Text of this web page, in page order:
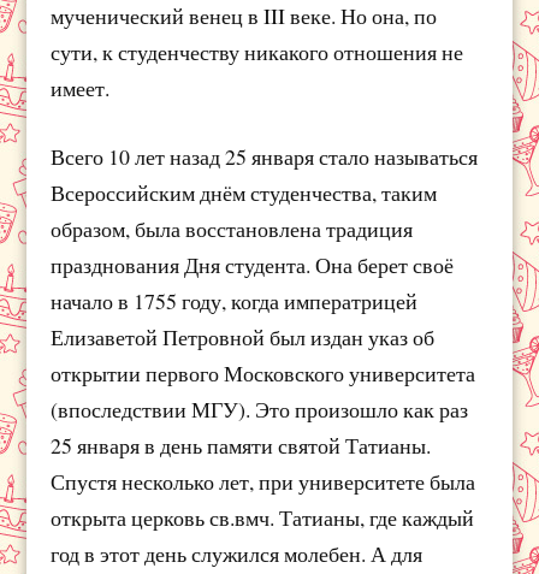
мученический венец в III веке. Но она, по
сути, к студенчеству никакого отношения не
имеет.
Всего 10 лет назад 25 января стало называться
Всероссийским днём студенчества, таким
образом, была восстановлена традиция
празднования Дня студента. Она берет своё
начало в 1755 году, когда императрицей
Елизаветой Петровной был издан указ об
открытии первого Московского университета
(впоследствии МГУ). Это произошло как раз
25 января в день памяти святой Татианы.
Спустя несколько лет, при университете была
открыта церковь св.вмч. Татианы, где каждый
год в этот день служился молебен. А для